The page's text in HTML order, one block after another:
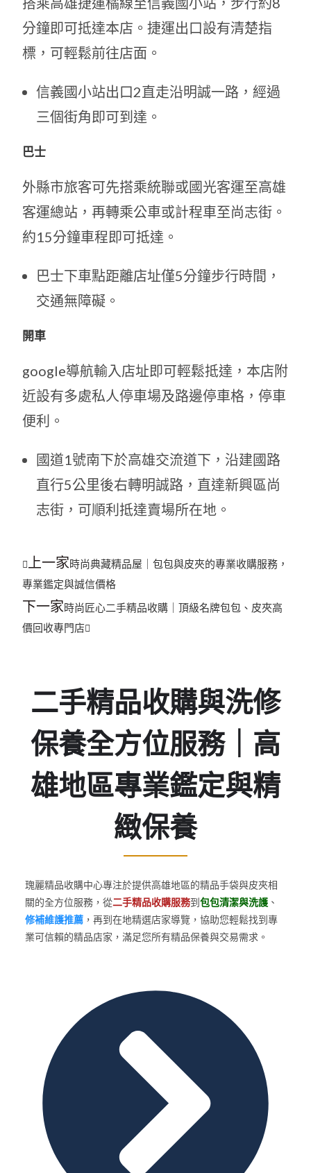
分鐘即可抵達本店。捷運出口設有清楚指
標，可輕鬆前往店面。
信義國小站出口2直走沿明誠一路，經過
三個街角即可到達。
巴士
外縣市旅客可先搭乘統聯或國光客運至高雄
客運總站，再轉乘公車或計程車至尚志街。
約15分鐘車程即可抵達。
巴士下車點距離店址僅5分鐘步行時間，
交通無障礙。
開車
google導航輸入店址即可輕鬆抵達，本店附
近設有多處私人停車場及路邊停車格，停車
便利。
國道1號南下於高雄交流道下，沿建國路
直行5公里後右轉明誠路，直達新興區尚
志街，可順利抵達賣場所在地。
上一家時尚典藏精品屋｜包包與皮夾的專業收購服務，
專業鑑定與誠信價格
下一家時尚匠心二手精品收購｜頂級名牌包包、皮夾高
價回收專門店
二手精品收購與洗修
保養全方位服務｜高
雄地區專業鑑定與精
緻保養
瑰麗精品收購中心專注於提供高雄地區的精品手袋與皮夾相
關的全方位服務，從二手精品收購服務到包包清潔與洗護 、
修補維護推薦 ，再到在地精選店家導覽，協助您輕鬆找到專
業可信賴的精品店家，滿足您所有精品保養與交易需求。